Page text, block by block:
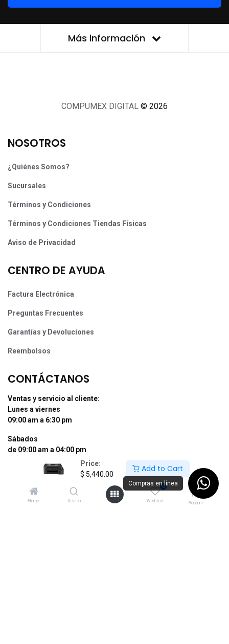
Price:
$ 5,440.00
Add to Cart
Home Search
0
Wishlist Account
Más información
COMPUMEX DIGITAL © 2026
NOSOTROS
¿Quiénes Somos?
Sucursales
Términos y Condiciones
Términos y Condiciones Tiendas Físicas
Aviso de Privacidad
CENTRO DE AYUDA
Factura Electrónica
Preguntas Frecuentes
Garantías y Devoluciones
Reembolsos
CONTÁCTANOS
Ventas y servicio al cliente:
Lunes a viernes
09:00 am a 6:30 pm
Sábados
de 09:00 am a 04:00 pm
Tel: (55) 50255181 Ext. 800 y 812
Whatsapp +52 56 10704437
contacto@supermexdigital.com
Compras en línea